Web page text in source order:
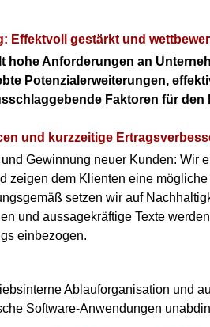
Effektvoll gestärkt und
hohe Anforderungen an
Potenzialerweiterungen,
Faktoren für
und kurzzeitige
Gewinnung neuer Kunden: Wir
zeigen dem Klienten eine mögliche
setzen wir auf
und aussagekräftige Texte
einbezogen.
Ablauforganisation und
Software-Anwendungen